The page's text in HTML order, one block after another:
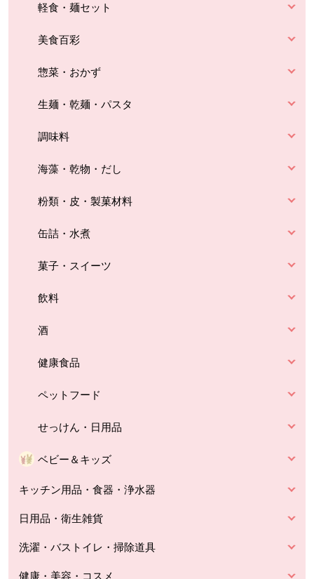
軽食・麺セット
美食百彩
惣菜・おかず
生麺・乾麺・パスタ
調味料
海藻・乾物・だし
粉類・皮・製菓材料
缶詰・水煮
菓子・スイーツ
飲料
酒
健康食品
ペットフード
せっけん・日用品
ベビー＆キッズ
キッチン用品・食器・浄水器
日用品・衛生雑貨
洗濯・バストイレ・掃除道具
健康・美容・コスメ